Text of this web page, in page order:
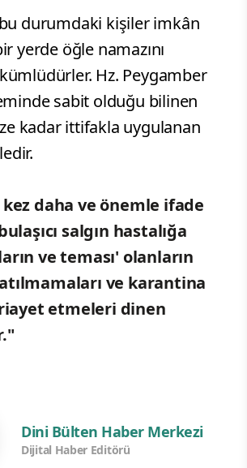
bu durumdaki kişiler imkân
yerde öğle namazını
Hz. Peygamber
sabit olduğu bilinen
kadar ittifakla uygulanan
daha ve önemle ifade
salgın hastalığa
ve teması' olanların
ve karantina
etmeleri dinen
Dini Bülten Haber Merkezi
Dijital Haber Editörü